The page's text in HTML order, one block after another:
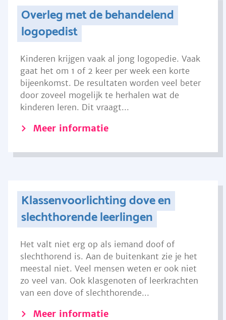
Overleg met de behandelend
logopedist
Kinderen krijgen vaak al jong logopedie. Vaak
gaat het om 1 of 2 keer per week een korte
bijeenkomst. De resultaten worden veel beter
door zoveel mogelijk te herhalen wat de
kinderen leren. Dit vraagt...
Meer informatie
Klassenvoorlichting dove en
slechthorende leerlingen
Het valt niet erg op als iemand doof of
slechthorend is. Aan de buitenkant zie je het
meestal niet. Veel mensen weten er ook niet
zo veel van. Ook klasgenoten of leerkrachten
van een dove of slechthorende...
Meer informatie